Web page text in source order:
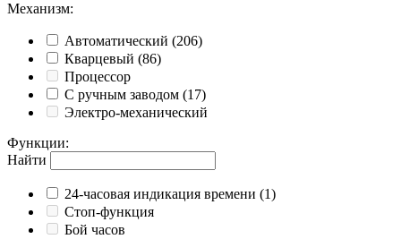
Механизм:
Автоматический (206)
Кварцевый (86)
Процессор
С ручным заводом (17)
Электро-механический
Функции:
Найти
24-часовая индикация времени (1)
Cтоп-функция
Бой часов